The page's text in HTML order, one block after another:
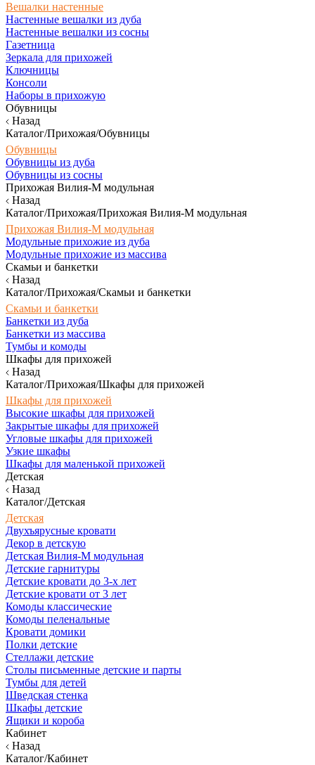
Вешалки настенные
Настенные вешалки из дуба
Настенные вешалки из сосны
Газетница
Зеркала для прихожей
Ключницы
Консоли
Наборы в прихожую
Обувницы
Назад
Каталог/Прихожая/Обувницы
Обувницы
Обувницы из дуба
Обувницы из сосны
Прихожая Вилия-М модульная
Назад
Каталог/Прихожая/Прихожая Вилия-М модульная
Прихожая Вилия-М модульная
Модульные прихожие из дуба
Модульные прихожие из массива
Скамьи и банкетки
Назад
Каталог/Прихожая/Скамьи и банкетки
Скамьи и банкетки
Банкетки из дуба
Банкетки из массива
Тумбы и комоды
Шкафы для прихожей
Назад
Каталог/Прихожая/Шкафы для прихожей
Шкафы для прихожей
Высокие шкафы для прихожей
Закрытые шкафы для прихожей
Угловые шкафы для прихожей
Узкие шкафы
Шкафы для маленькой прихожей
Детская
Назад
Каталог/Детская
Детская
Двухъярусные кровати
Декор в детскую
Детская Вилия-М модульная
Детские гарнитуры
Детские кровати до 3-х лет
Детские кровати от 3 лет
Комоды классические
Комоды пеленальные
Кровати домики
Полки детские
Стеллажи детские
Столы письменные детские и парты
Тумбы для детей
Шведская стенка
Шкафы детские
Ящики и короба
Кабинет
Назад
Каталог/Кабинет